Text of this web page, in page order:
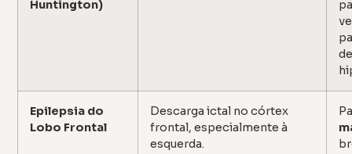
Huntington)
Epilepsia do
Lobo Frontal
Descarga ictal no córtex
frontal, especialmente à
esquerda.